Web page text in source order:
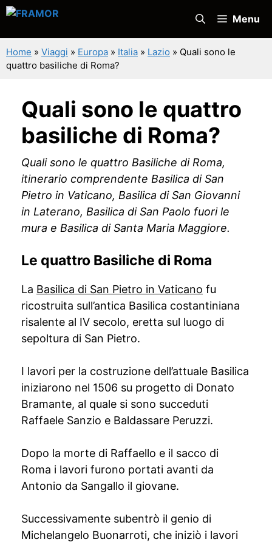
Vai
contenuto
Menu
Home » Viaggi » Europa » Italia » Lazio » Quali sono le
quattro basiliche di Roma?
Quali sono le quattro
basiliche di Roma?
Quali sono le quattro Basiliche di Roma,
itinerario comprendente Basilica di San
Pietro in Vaticano, Basilica di San Giovanni
in Laterano, Basilica di San Paolo fuori le
mura e Basilica di Santa Maria Maggiore.
Le quattro Basiliche di Roma
La Basilica di San Pietro in Vaticano fu
ricostruita sull’antica Basilica costantiniana
risalente al IV secolo, eretta sul luogo di
sepoltura di San Pietro.
I lavori per la costruzione dell’attuale Basilica
iniziarono nel 1506 su progetto di Donato
Bramante, al quale si sono succeduti
Raffaele Sanzio e Baldassare Peruzzi.
Dopo la morte di Raffaello e il sacco di
Roma i lavori furono portati avanti da
Antonio da Sangallo il giovane.
Successivamente subentrò il genio di
Michelangelo Buonarroti, che iniziò i lavori